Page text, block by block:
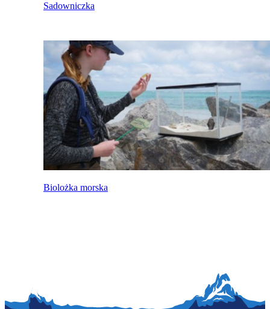
Sadowniczka
Biolożka morska